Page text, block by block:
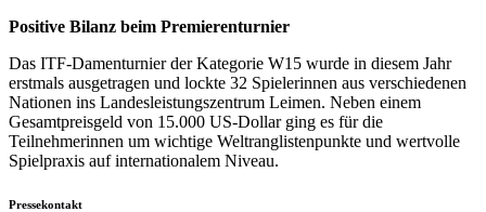
Positive Bilanz beim Premierenturnier
Das ITF-Damenturnier der Kategorie W15 wurde in diesem Jahr
erstmals ausgetragen und lockte 32 Spielerinnen aus verschiedenen
Nationen ins Landesleistungszentrum Leimen. Neben einem
Gesamtpreisgeld von 15.000 US-Dollar ging es für die
Teilnehmerinnen um wichtige Weltranglistenpunkte und wertvolle
Spielpraxis auf internationalem Niveau.
Pressekontakt